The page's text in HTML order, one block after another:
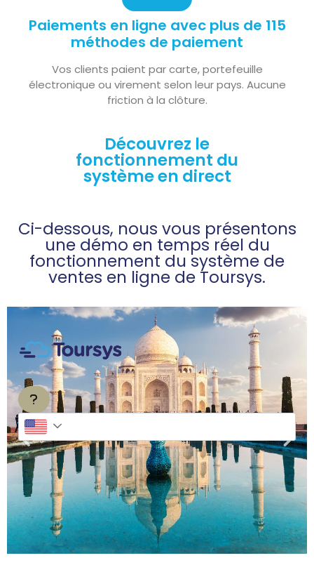
Paiements en ligne avec plus de 115
méthodes de paiement
Vos clients paient par carte, portefeuille
électronique ou virement selon leur pays. Aucune
friction à la clôture.
Découvrez le
fonctionnement du
système en direct
Ci-dessous, nous vous présentons
une démo en temps réel du
fonctionnement du système de
ventes en ligne de Toursys.